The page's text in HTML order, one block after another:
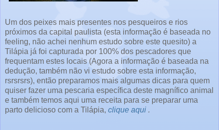
Um dos peixes mais presentes nos pesqueiros e rios
próximos da capital paulista (esta informação é baseada no
feeling, não achei nenhum estudo sobre este quesito) a
Tilápia já foi capturada por 100% dos pescadores que
frequentam estes locais (Agora a informação é baseada na
dedução, também não vi estudo sobre esta informação,
rsrsrsrs), então preparamos mais algumas dicas para quem
quiser fazer uma pescaria específica deste magnífico animal
e também temos aqui uma receita para se preparar uma
parto delicioso com a Tilápia, clique aqui .